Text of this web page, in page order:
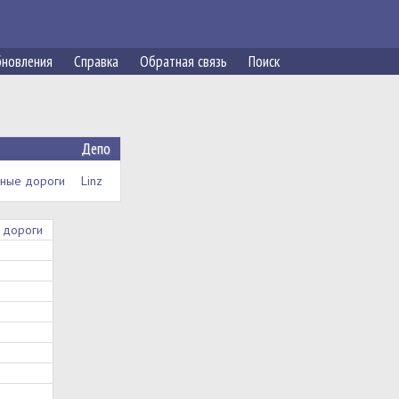
Справка Обратная связь Поиск
Депо
дороги Linz